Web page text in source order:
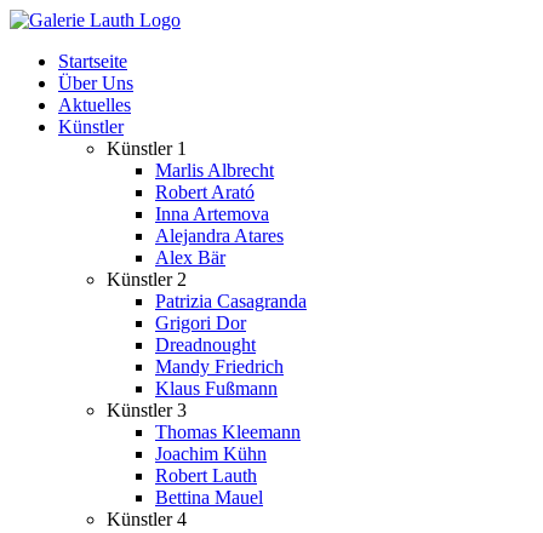
Zum
springenStartseite
Über Uns
Aktuelles
Künstler
Künstler 1
Marlis Albrecht
Robert Arató
Inna Artemova
Alejandra Atares
Alex Bär
Künstler 2
Patrizia Casagranda
Grigori Dor
Dreadnought
Mandy Friedrich
Klaus Fußmann
Künstler 3
Thomas Kleemann
Joachim Kühn
Robert Lauth
Bettina Mauel
Künstler 4